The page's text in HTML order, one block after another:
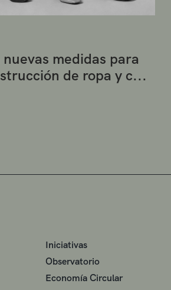
medidas para
de ropa y c...
Iniciativas
Observatorio
Economía Circular